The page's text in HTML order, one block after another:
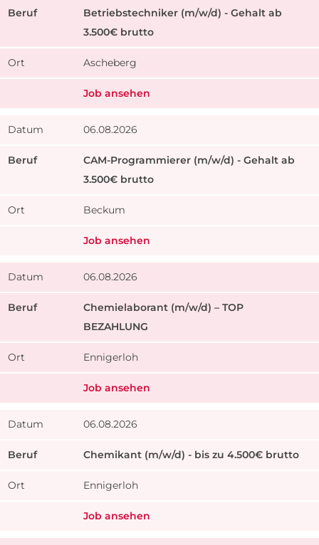
Betriebstechniker (m/w/d) - Gehalt ab
3.500€ brutto
Ascheberg
Job ansehen
06.08.2026
CAM-Programmierer (m/w/d) - Gehalt ab
3.500€ brutto
Beckum
Job ansehen
06.08.2026
Chemielaborant (m/w/d) – TOP
BEZAHLUNG
Ennigerloh
Job ansehen
06.08.2026
Chemikant (m/w/d) - bis zu 4.500€ brutto
Ennigerloh
Job ansehen